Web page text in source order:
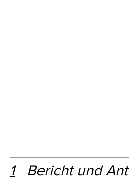
1Bericht und